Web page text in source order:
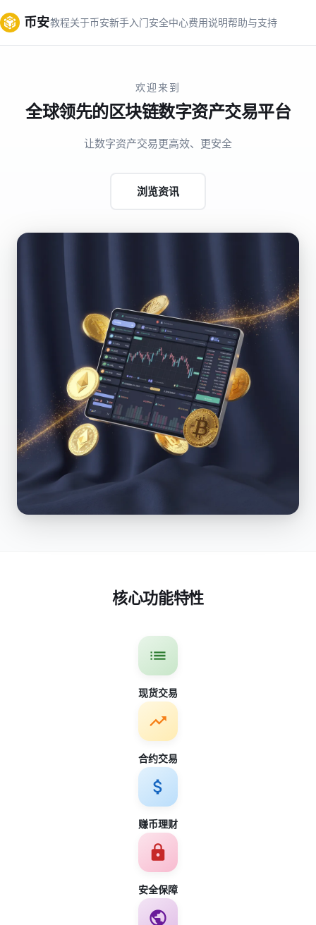
币安教程关于币安新手入门安全中心费用说明帮助与支持
欢迎来到
全球领先的区块链数字资产交易平台
让数字资产交易更高效、更安全
浏览资讯
核心功能特性
现货交易
合约交易
赚币理财
安全保障